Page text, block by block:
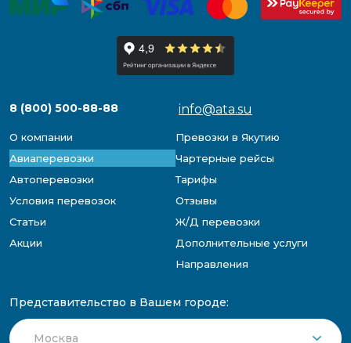
8 (800) 500-88-88 info@ata.su
О компании
Превозки в Якутию
Авиаперевозки
Чартерные рейсы
Автоперевозки
Тарифы
Условия перевозок
Отзывы
Статьи
Ж/Д перевозки
Акции
Дополнительные услуги
Направления
Представительство в Вашем городе: